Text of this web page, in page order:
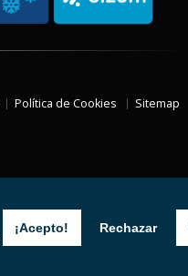
¡Acepto! Rechazar
Política de Cookies Sitemap